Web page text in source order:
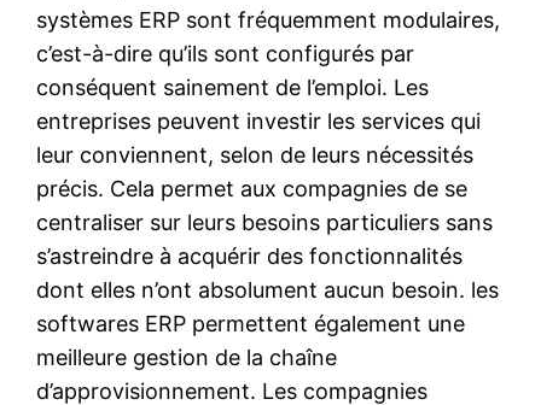
systèmes ERP sont fréquemment modulaires,
c’est-à-dire qu’ils sont configurés par
conséquent sainement de l’emploi. Les
entreprises peuvent investir les services qui
leur conviennent, selon de leurs nécessités
précis. Cela permet aux compagnies de se
centraliser sur leurs besoins particuliers sans
s’astreindre à acquérir des fonctionnalités
dont elles n’ont absolument aucun besoin. les
softwares ERP permettent également une
meilleure gestion de la chaîne
d’approvisionnement. Les compagnies